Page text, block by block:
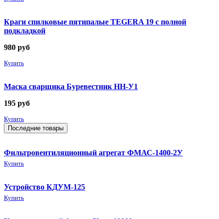
Краги спилковые пятипалые TEGERA 19 с полной
подкладкой
980 руб
Купить
Маска сварщика Буревестник НН-У1
195 руб
Купить
Последние товары
Фильтровентиляционный агрегат ФМАС-1400-2У
Купить
Устройство КДУМ-125
Купить